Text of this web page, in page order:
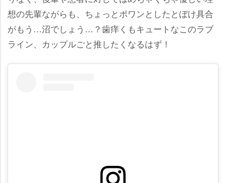
想の先輩ながらも、ちょっとポワンとしたとぼけ具合
がもう…沼でしょう…？歯痒くもキュートなこのラブ
ライン、カップルごと推したくなるはず！